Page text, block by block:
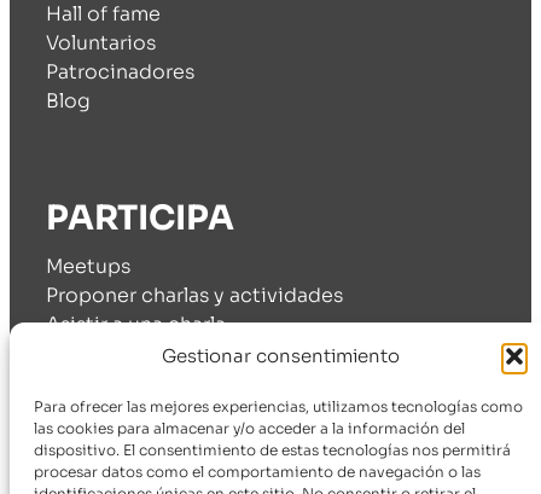
Gestionar consentimiento
Para ofrecer las mejores experiencias, utilizamos tecnologías como
las cookies para almacenar y/o acceder a la información del
dispositivo. El consentimiento de estas tecnologías nos permitirá
procesar datos como el comportamiento de navegación o las
Hall of fame
Voluntarios
Patrocinadores
Blog
PARTICIPA
Meetups
Proponer charlas y actividades
Asistir a una charla
Cómo patrocinarnos
SÍGUENOS